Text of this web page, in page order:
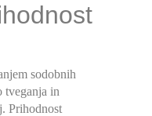
sodobnih
tveganja in
Prihodnost